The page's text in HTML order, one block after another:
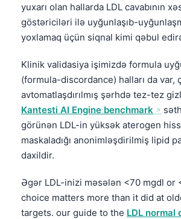
yuxarı olan hallarda LDL cavabının
göstəriciləri ilə uyğunlaşıb-
yoxlamaq üçün siqnal kimi qəbul
Klinik validasiya işimizdə formula
(formula-discordance) halları da var,
avtomatlaşdırılmış şərhdə tez-tez
Kantesti AI Engine benchmark
görünən LDL-in yüksək aterogen
maskaladığı anonimləşdirilmiş lipid
daxildir.
Əgər LDL-inizi məsələn <70 mgdl or
choice matters more than it did at
targets. our guide to the LDL normal